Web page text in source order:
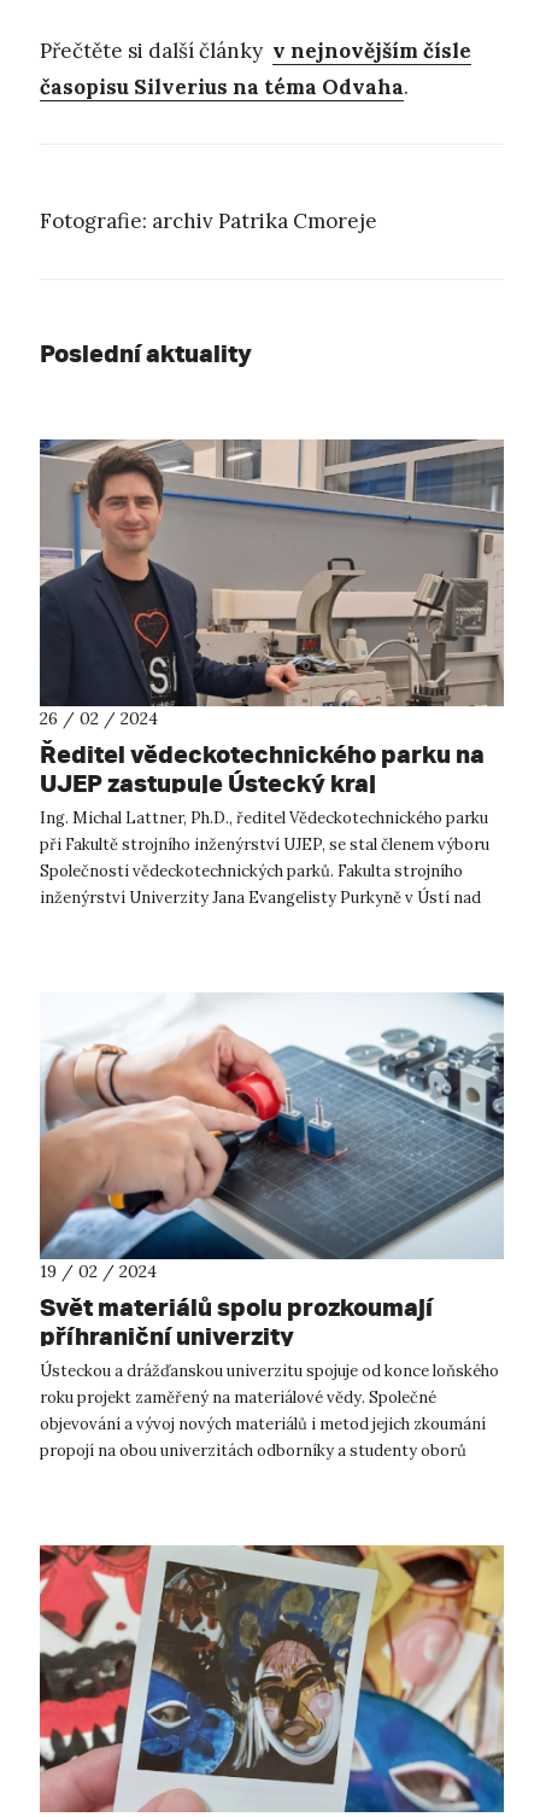
Přečtěte si další články v nejnovějším čísle
časopisu Silverius na téma Odvaha.
Fotografie: archiv Patrika Cmoreje
Poslední aktuality
26 / 02 / 2024
Ředitel vědeckotechnického parku na
UJEP zastupuje Ústecký kraj
Ing. Michal Lattner, Ph.D., ředitel Vědeckotechnického parku
při Fakultě strojního inženýrství UJEP, se stal členem výboru
Společnosti vědeckotechnických parků. Fakulta strojního
inženýrství Univerzity Jana Evangelisty Purkyně v Ústí nad
19 / 02 / 2024
Svět materiálů spolu prozkoumají
příhraniční univerzity
Ústeckou a drážďanskou univerzitu spojuje od konce loňského
roku projekt zaměřený na materiálové vědy. Společné
objevování a vývoj nových materiálů i metod jejich zkoumání
propojí na obou univerzitách odborníky a studenty oborů